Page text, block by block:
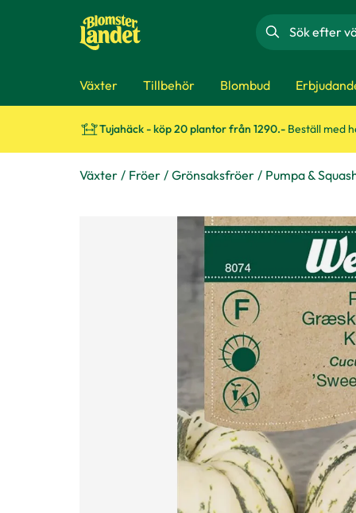
Sök
Växter Tillbehör Blombud
Tujahäck - köp 20 plantor från 1290.- Beställ med
Växter Fröer Grönsaksfröer Pumpa &